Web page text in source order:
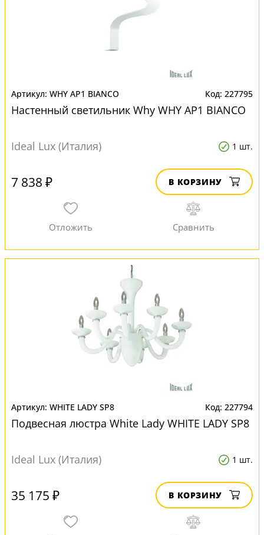
WHY AP1 BIANCO 227795
Настенный светильник Why WHY AP1 BIANCO
Ideal Lux (Италия) 1 шт.
7 838 ₽ В КОРЗИНУ
WHITE LADY SP8 227794
Подвесная люстра White Lady WHITE LADY SP8
Ideal Lux (Италия) 1 шт.
35 175 ₽ В КОРЗИНУ